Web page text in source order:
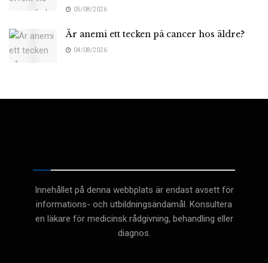
05/08/2026
Är anemi ett tecken på cancer hos äldre?
04/08/2026
Innehållet på denna webbplats är endast avsett för
informations- och utbildningsändamål. Konsultera
en läkare för medicinsk rådgivning, behandling eller
diagnos.